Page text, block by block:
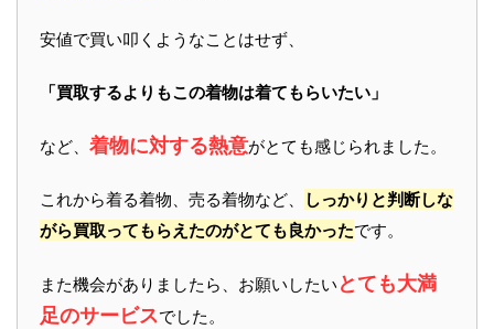
安値で買い叩くようなことはせず、
「買取するよりもこの着物は着てもらいたい」
など、 着物に対する熱意がとても感じられました。
これから着る着物、売る着物など、
しっかりと判断しな
がら買取ってもらえたのがとても良かったです。
また機会がありましたら、お願いしたい とても大満
足のサービスでした。